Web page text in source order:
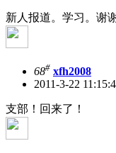
新人报道。学习。谢谢
68# xfh2008
2011-3-22
支部！回来了！